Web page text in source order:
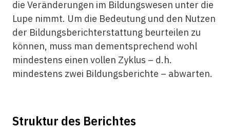
die Veränderungen im Bildungswesen unter die
Lupe nimmt. Um die Bedeutung und den Nutzen
der Bildungsberichterstattung beurteilen zu
können, muss man dementsprechend wohl
mindestens einen vollen Zyklus – d.h.
mindestens zwei Bildungsberichte – abwarten.
Struktur des Berichtes